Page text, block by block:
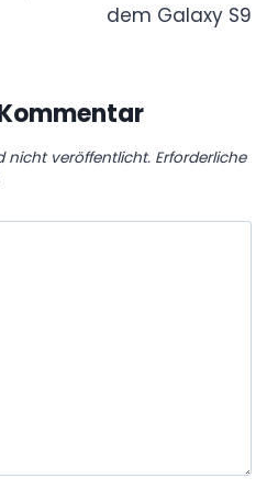
dem Galaxy S9
nicht veröffentlicht. Erforderliche